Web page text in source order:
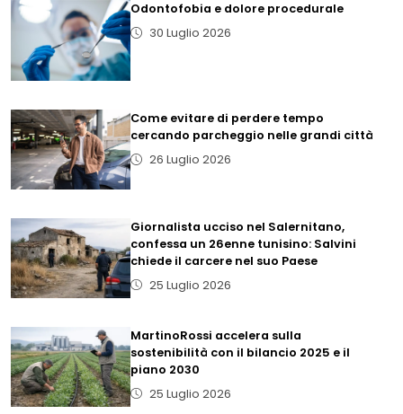
Odontofobia e dolore procedurale
30 Luglio 2026
Come evitare di perdere tempo
cercando parcheggio nelle grandi città
26 Luglio 2026
Giornalista ucciso nel Salernitano,
confessa un 26enne tunisino: Salvini
chiede il carcere nel suo Paese
25 Luglio 2026
MartinoRossi accelera sulla
sostenibilità con il bilancio 2025 e il
piano 2030
25 Luglio 2026